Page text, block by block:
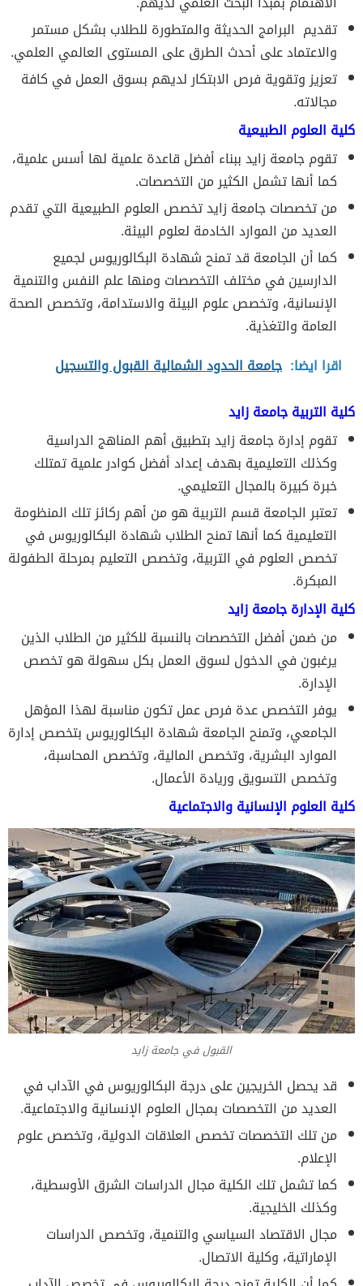
تقديم البرامج الحديثة والمتطورة للطلاب بشكل مستمر
والاعتماد على أحدث الطرق على المستوى العالمي العلمي.
تعزيز وتقوية فرص الابتكار لديهم بسوق العمل في كافة
مجالاته.
كلية العلوم الطبيعية
تقوم جامعة زايد ببناء أفضل قاعدة علمية لها أسس علمية،
كما أنها تشمل الكثير من التخصصات.
من تخصصات جامعة زايد تخصص العلوم الطبيعية التي تقدم
العديد من الموارد الخادمة لعلوم البيئة.
كما أن الجامعة قد تمنح شهادة البكالوريوس لجميع
الدارسين في مختلف التخصصات ومنها علم النفس والتنمية
الإنسانية، وتخصص علوم البيئة والاستدامة، وتخصص الصحة
العامة والتغذية.
اقرا ايضا: جامعة الحدود الشمالية القبول والتسجيل
كلية التربية جامعة زايد
تقوم إدارة جامعة زايد بتطبيق أهم المناهج الدراسية
وكذلك التعليمية بهدف إعداد أفضل كوادر علمية تمتلك
خبرة كبيرة بالمجال التعليمي.
تعتبر الجامعة قسم التربية هو من أهم ركائز تلك المنظومة
التعليمية كما أنها تمنح الطلاب شهادة البكالوريوس في
تخصص العلوم في التربية، وتخصص التعليم بمرحلة الطفولة
المبكرة.
كلية الإدارة جامعة زايد
من ضمن أفضل التخصصات بالنسبة للكثير من الطلاب الذين
يرغبون في الدخول لسوق العمل بكل سهولة هو تخصص
الإدارة.
يوفر التخصص عدة فرص عمل تكون مناسبة لهذا المؤهل
الجامعي، وتمنح الجامعة شهادة البكالوريوس بتخصص إدارة
الموارد البشرية، وتخصص المالية، وتخصص المحاسبة،
وتخصص التسويق وريادة الأعمال.
كلية العلوم الإنسانية والاجتماعية
القبول في جامعة زايد
قد يحصل الخريجين على درجة البكالوريوس في الآداب في
العديد من التخصصات بمجال العلوم الإنسانية والاجتماعية.
من تلك التخصصات تخصص العلاقات الدولية، وتخصص علوم
الإعلام.
كما تشمل تلك الكلية مجال الدراسات الشرق الأوسطية،
وكذلك الخليجية.
مجال الاقتصاد السياسي والتنمية، وتخصص الدراسات
الإماراتية، وكلية الاتصال.